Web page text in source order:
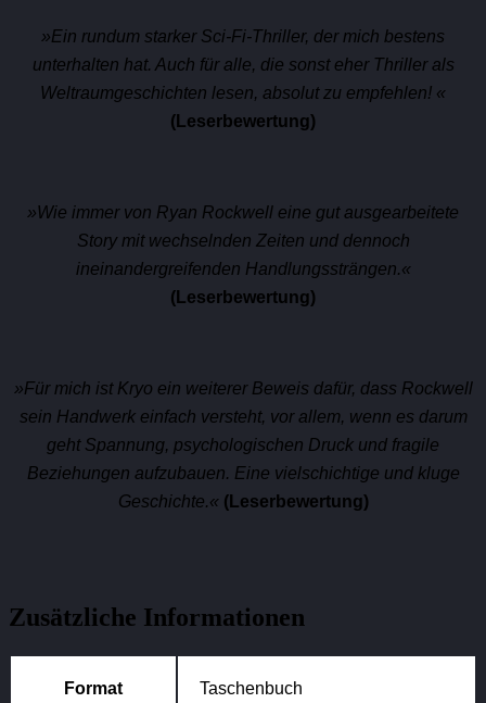
»Ein rundum starker Sci-Fi-Thriller, der mich bestens
unterhalten hat. Auch für alle, die sonst eher Thriller als
Weltraumgeschichten lesen, absolut zu empfehlen! «
(Leserbewertung)
»Wie immer von Ryan Rockwell eine gut ausgearbeitete
Story mit wechselnden Zeiten und dennoch
ineinandergreifenden Handlungssträngen.«
(Leserbewertung)
»Für mich ist Kryo ein weiterer Beweis dafür, dass Rockwell
sein Handwerk einfach versteht, vor allem, wenn es darum
geht Spannung, psychologischen Druck und fragile
Beziehungen aufzubauen. Eine vielschichtige und kluge
Geschichte.«(Leserbewertung)
Zusätzliche Informationen
Format Taschenbuch